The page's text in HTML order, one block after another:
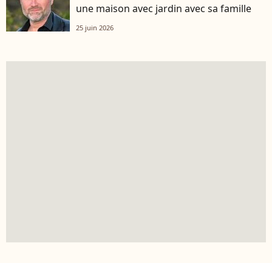
une maison avec jardin avec sa famille
25 juin 2026